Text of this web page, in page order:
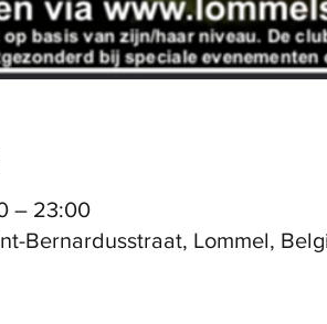
– 23:00
Bernardusstraat, Lommel,